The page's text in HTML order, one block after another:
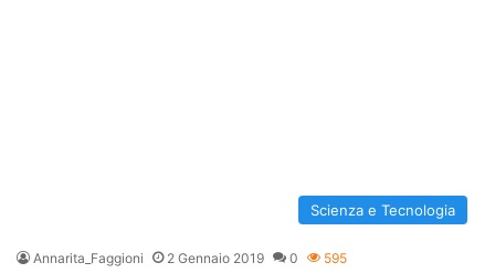
Scienza e Tecnologia
Annarita_Faggioni 2 Gennaio 2019 0 595